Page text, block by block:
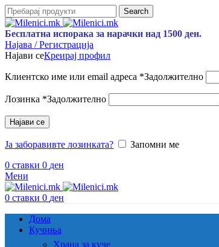
Search
Бесплатна испорака за нарачки над 1500 ден.
Најава / Регистрација
Најави сеКреирај профил
Клиентско име или email адреса *Задолжително
Лозинка *Задолжително
Најави се
Ја заборавивте лозинката?
Запомни ме
0 ставки 0 ден
Мени
0 ставки 0 ден
Дома
Кучиња
Храна за куче